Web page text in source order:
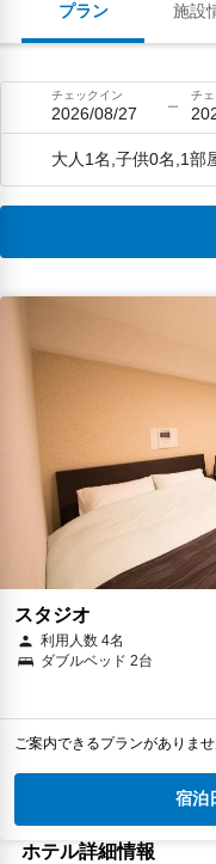
プラン 施設
チェックイン
2026/08/27
チ
大人1名,子供0名,1部
スタジオ
利用人数 4名
ダブルベッド 2台
ご案内できるプランがありま
宿泊
ホテル詳細情報